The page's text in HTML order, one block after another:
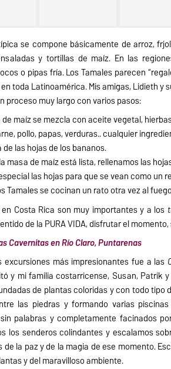
se compone básicamente de arroz,
y tortillas de maíz. En las
o pipas fría. Los Tamales parecen
toda Latinoamérica. Mis amigas, Lidieth y
proceso muy largo con varios pasos:
maíz se mezcla con aceite vegetal,
pollo, papas, verduras.. cualquier
de las hojas de los bananos.
masa de maíz está lista, rellenamos las
las hojas para que se vean como un
Tamales se cocinan un rato otra vez al
Costa Rica son muy importantes y a los
de la PURA VIDA, disfrutar el
Cavernitas en Río Claro, Puntarenas
excursiones más impresionantes fue a las
y mi familia costarricense, Susan, Patrik
de plantas coloridas y con todo tipo
las piedras y formando varias
palabras y completamente facinados
los senderos colindantes y escalamos
la paz y de la magia de ese momento.
y del maravilloso ambiente.